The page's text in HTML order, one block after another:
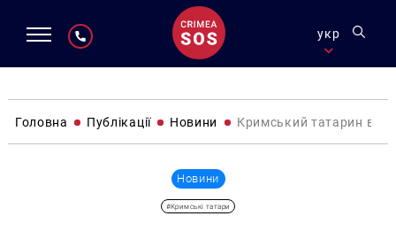
укр
Головна Публікації Новини Кримський татарин в
Новини
#Кримські татари